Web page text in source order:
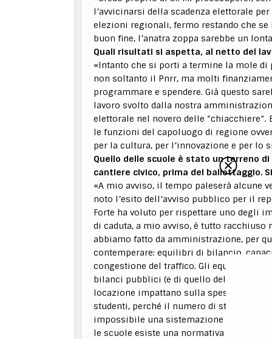
l’avvicinarsi della scadenza elettorale
elezioni regionali, fermo restando che
buon fine, l’anatra zoppa sarebbe un
Quali risultati si aspetta, al netto del
«Intanto che si porti a termine la mole di
non soltanto il Pnrr, ma molti
programmare e spendere. Già questo
lavoro svolto dalla nostra
elettorale nel novero delle
le funzioni del capoluogo di regione
per la cultura, per l’innovazione e per lo
Quello delle scuole è stato un terreno
cantiere civico, prima del ballottaggio.
«A mio avviso, il tempo paleserà alcune
noto l’esito dell’avviso pubblico per il
Forte ha voluto per rispettare uno degli
di caduta, a mio avviso, è tutto racchiuso
abbiamo fatto da amministrazione, per
contemperare: equilibri di bilancio,
congestione del traffico. Gli equilibri di
bilanci pubblici (e di quello del Comune
locazione impattano sulla spesa
studenti, perché il numero di studenti
impossibile una sistemazione nel
le scuole esiste una normativa assai